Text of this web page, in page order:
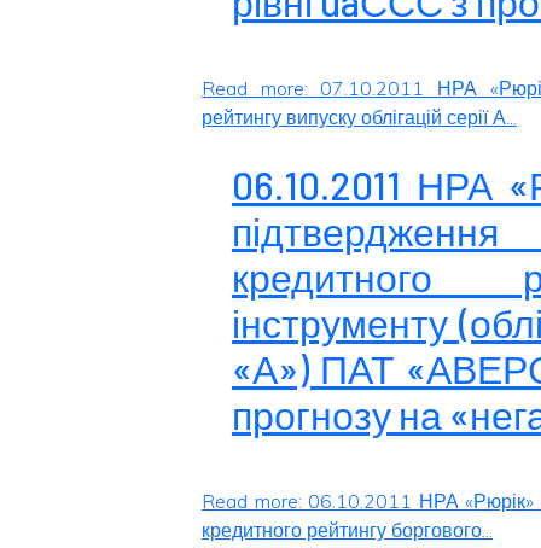
Read more: 07.10.2011 НРА
рейтингу випуску облігацій серії А...
06.10.2011 НРА
кредитного
інструменту
«А») ПАТ
прогнозу на
Read more: 06.10.2011 НРА «Рюрік»
кредитного рейтингу боргового...